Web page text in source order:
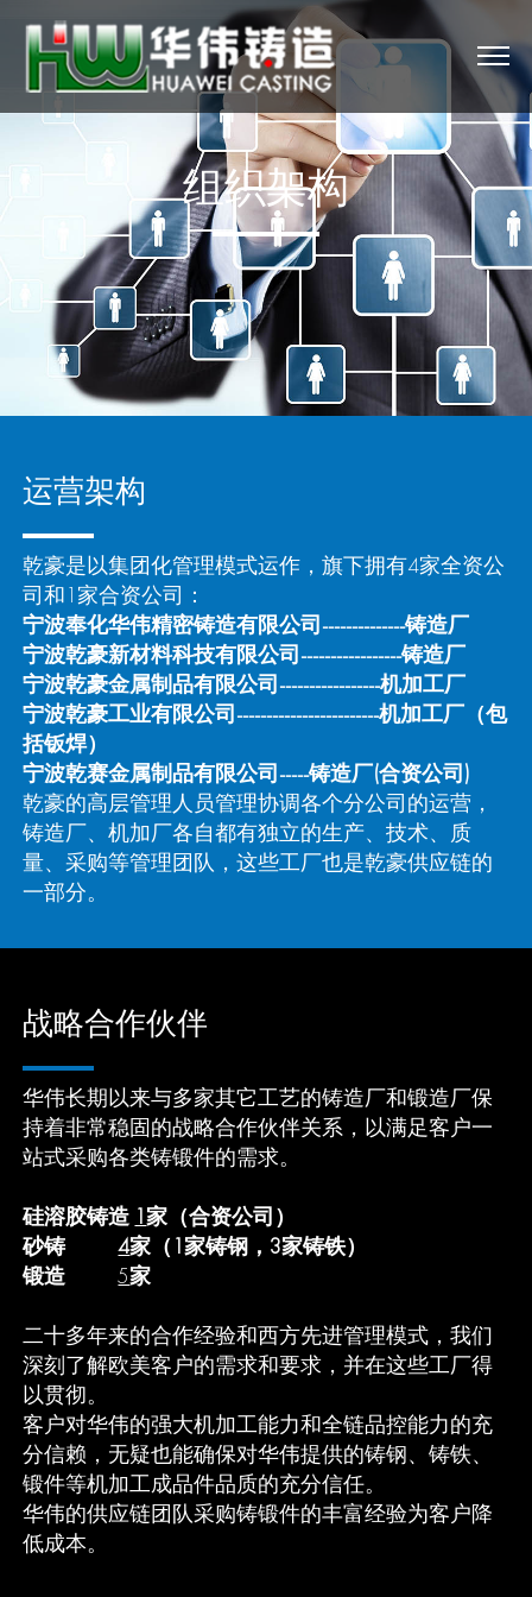
组织架构
运营架构
乾豪是以集团化管理模式运作，旗下拥有4家全资公
司和1家合资公司：
宁波奉化华伟精密铸造有限公司--------------铸造厂
宁波乾豪新材料科技有限公司-----------------铸造厂
宁波乾豪金属制品有限公司-----------------机加工厂
宁波乾豪工业有限公司------------------------机加工厂（包
括钣焊）
宁波乾赛金属制品有限公司-----铸造厂(合资公司)
乾豪的高层管理人员管理协调各个分公司的运营，
铸造厂、机加厂各自都有独立的生产、技术、质
量、采购等管理团队，这些工厂也是乾豪供应链的
一部分。
战略合作伙伴
华伟长期以来与多家其它工艺的铸造厂和锻造厂保
持着非常稳固的战略合作伙伴关系，以满足客户一
站式采购各类铸锻件的需求。
硅溶胶铸造 1家（合资公司）
砂铸
4家（1家铸钢，3家铸铁）
锻造5家
二十多年来的合作经验和西方先进管理模式，我们
深刻了解欧美客户的需求和要求，并在这些工厂得
以贯彻。
客户对华伟的强大机加工能力和全链品控能力的充
分信赖，无疑也能确保对华伟提供的铸钢、铸铁、
锻件等机加工成品件品质的充分信任。
华伟的供应链团队采购铸锻件的丰富经验为客户降
低成本。